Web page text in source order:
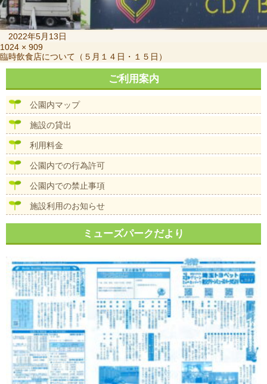
稿
日:
2022年5月13日
フ
ル
サ
ズ
1024 × 909
投
稿
ビ
臨時飲食店について（５月１４日・１５日）
ご利用案内
公園内マップ
施設の貸出
利用料金
公園内での行為許可
公園内での禁止事項
施設利用のお知らせ
ミューズパークだより